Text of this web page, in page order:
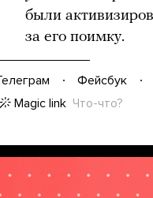
были
за его поимку.
Фейсбук
Magic link Что-что?